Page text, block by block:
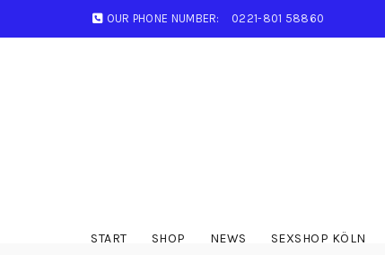
OUR PHONE NUMBER: 0221-801 58860
START SHOP NEWS SEXSHOP KÖLN